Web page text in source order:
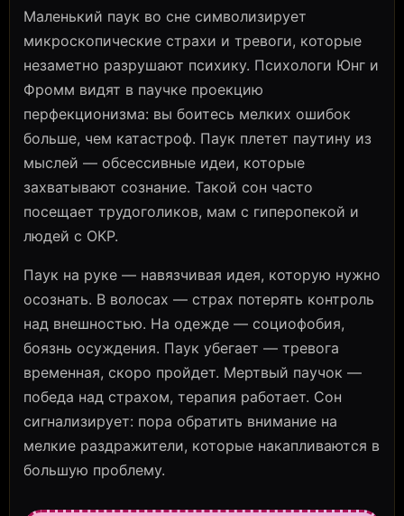
Маленький паук во сне символизирует
микроскопические страхи и тревоги, которые
незаметно разрушают психику. Психологи Юнг и
Фромм видят в паучке проекцию
перфекционизма: вы боитесь мелких ошибок
больше, чем катастроф. Паук плетет паутину из
мыслей — обсессивные идеи, которые
захватывают сознание. Такой сон часто
посещает трудоголиков, мам с гиперопекой и
людей с ОКР.
Паук на руке — навязчивая идея, которую нужно
осознать. В волосах — страх потерять контроль
над внешностью. На одежде — социофобия,
боязнь осуждения. Паук убегает — тревога
временная, скоро пройдет. Мертвый паучок —
победа над страхом, терапия работает. Сон
сигнализирует: пора обратить внимание на
мелкие раздражители, которые накапливаются в
большую проблему.